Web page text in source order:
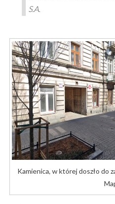
S.A.
Kamienica, w której doszło do